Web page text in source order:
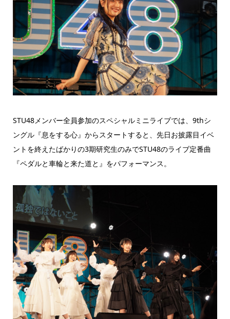
STU48メンバー全員参加のスペシャルミニライブでは、9thシ
ングル『息をする心』からスタートすると、先日お披露目イベ
ントを終えたばかりの3期研究生のみでSTU48のライブ定番曲
『ペダルと車輪と来た道と』をパフォーマンス。